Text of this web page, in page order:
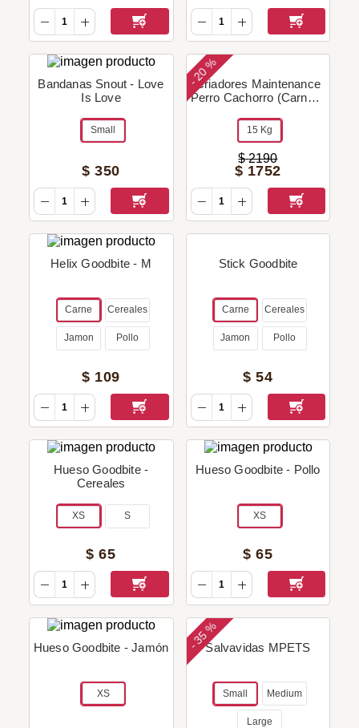
Bandanas Snout - Love
Is Love
Small
$ 350
-
20 %
Criadores Maintenance
Perro Cachorro (Carne &
15 Kg
$ 2190
$ 1752
Helix Goodbite - M
Carne Cereales
Jamon Pollo
$ 109
Stick Goodbite
Carne Cereales
Jamon Pollo
$ 54
Hueso Goodbite -
Cereales
XS S
$ 65
Hueso Goodbite - Pollo
XS
$ 65
Hueso Goodbite - Jamón
XS
-
35 %
Salvavidas MPETS
Small Medium
Large